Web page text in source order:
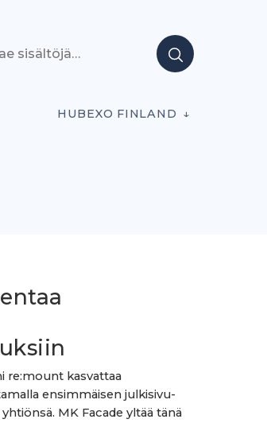
HUBEXO FINLAND
re:mount kasvattaa
ensimmäisen julkisivu-
MK Facade yltää tänä